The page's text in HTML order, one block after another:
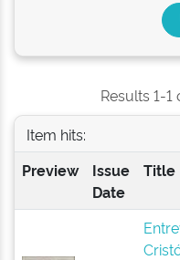
Results 1-1
Item hits:
Preview
Issue
Date
Title